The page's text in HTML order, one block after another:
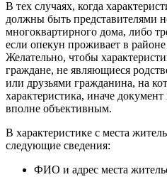
В тех случаях, когда
должны быть представителями
многоквартирного дома, либо
если опекун проживает в районе
Желательно, чтобы
граждане, не являющиеся
или друзьями гражданина, на
характеристика, иначе
вполне объективным.
В характеристике с места
следующие сведения:
ФИО и адрес места